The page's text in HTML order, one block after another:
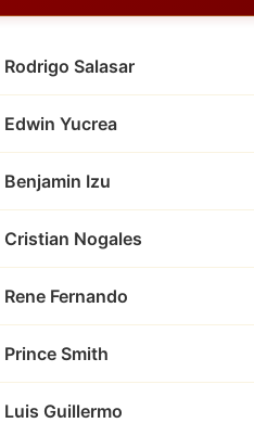
Rodrigo Salasar
Edwin Yucrea
Benjamin Izu
Cristian Nogales
Rene Fernando
Prince Smith
Luis Guillermo